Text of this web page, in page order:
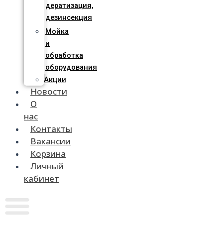
дератизация,
дезинсекция
Мойка
и
обработка
оборудования
Акции
Новости
О
нас
Контакты
Вакансии
Корзина
Личный
кабинет